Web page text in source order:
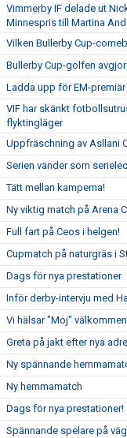
Vimmerby IF delade ut
Minnespris till Martina
Vilken Bullerby Cup-
Bullerby Cup-golfen
Ladda upp för EM-
VIF har skänkt
flyktingläger
Uppfräschning av Asllani
Serien vänder som
Tätt mellan kamperna!
Ny viktig match på Arena
Full fart på Ceos i helgen!
Cupmatch på naturgräs i
Dags för nya prestationer
Inför derby-intervju med
Vi hälsar "Moj"
Greta på jakt efter nya
Ny spännande
Ny hemmamatch
Dags för nya prestationer!
Spännande spelare på